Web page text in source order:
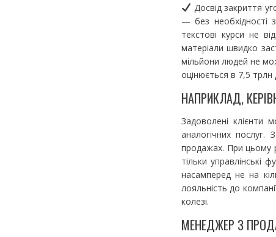
Досвід закриття
— без необхідності
текстові курси не
матеріали швидко
мільйони людей не
оцінюється в 7,5 трлн
НАПРИКЛАД,
Задоволені клієнти
аналогічних
продажах. При цьому
тільки управлінські
насамперед не на
лояльність до
колезі.
МЕНЕДЖЕР З